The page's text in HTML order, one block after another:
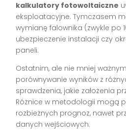
kalkulatory fotowoltaiczne
eksploatacyjne. Tymczasem
wymianę falownika (zwykle po
ubezpieczenie instalacji czy
paneli.
Ostatnim, ale nie mniej
porównywanie wyników z
sprawdzenia, jakie założenia
Różnice w metodologii mogą
rozbieżnych prognoz, nawet
danych wejściowych.